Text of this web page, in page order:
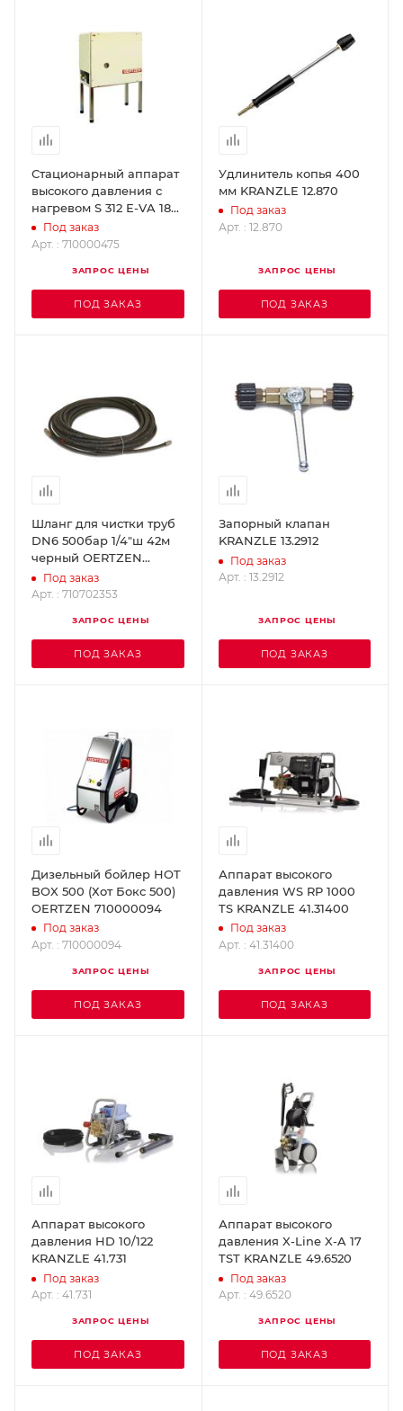
Стационарный аппарат
высокого давления с
нагревом S 312 Е-VA 18
кВт OERTZEN 710000475
Под заказ
Арт. : 710000475
ЗАПРОС ЦЕНЫ
ПОД ЗАКАЗ
Удлинитель копья 400
мм KRANZLE 12.870
Под заказ
Арт. : 12.870
ЗАПРОС ЦЕНЫ
ПОД ЗАКАЗ
Шланг для чистки труб
DN6 500бар 1/4"ш 42м
черный OERTZEN
710702353
Под заказ
Арт. : 710702353
ЗАПРОС ЦЕНЫ
ПОД ЗАКАЗ
Запорный клапан
KRANZLE 13.2912
Под заказ
Арт. : 13.2912
ЗАПРОС ЦЕНЫ
ПОД ЗАКАЗ
Дизельный бойлер HOT
BOX 500 (Хот Бокс 500)
OERTZEN 710000094
Под заказ
Арт. : 710000094
ЗАПРОС ЦЕНЫ
ПОД ЗАКАЗ
Аппарат высокого
давления WS RP 1000
TS KRANZLE 41.31400
Под заказ
Арт. : 41.31400
ЗАПРОС ЦЕНЫ
ПОД ЗАКАЗ
Аппарат высокого
давления HD 10/122
KRANZLE 41.731
Под заказ
Арт. : 41.731
ЗАПРОС ЦЕНЫ
ПОД ЗАКАЗ
Аппарат высокого
давления X-Line X-A 17
TST KRANZLE 49.6520
Под заказ
Арт. : 49.6520
ЗАПРОС ЦЕНЫ
ПОД ЗАКАЗ